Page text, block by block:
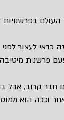
העולם
כדאי לעצור
פרשנות
חבר קרוב, אבל
וככה הוא